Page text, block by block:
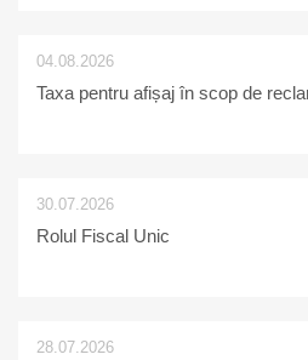
04.08.2026
Taxa pentru afișaj în scop de
30.07.2026
Rolul Fiscal Unic
28.07.2026